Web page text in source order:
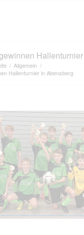
/ Allgemein /
Hallenturnier in Abensberg